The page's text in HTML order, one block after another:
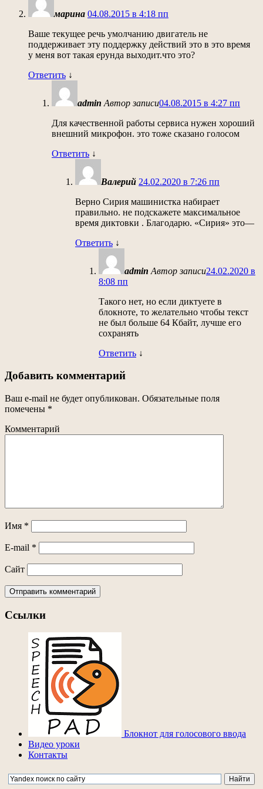
марина 04.08.2015 в 4:18 пп
Ваше текущее речь умолчанию двигатель не
поддерживает эту поддержку действий это в это время
у меня вот такая ерунда выходит.что это?
Ответить ↓
admin Автор записи04.08.2015 в 4:27 пп
Для качественной работы сервиса нужен хороший
внешний микрофон. это тоже сказано голосом
Ответить ↓
Валерий 24.02.2020 в 7:26 пп
Верно Сирия машинистка набирает
правильно. не подскажете максимальное
время диктовки . Благодарю. «Сирия» это—
Ответить ↓
admin Автор записи24.02.2020 в
8:08 пп
Такого нет, но если диктуете в
блокноте, то желательно чтобы текст
не был больше 64 Кбайт, лучше его
сохранять
Ответить ↓
Добавить комментарий
Ваш e-mail не будет опубликован. Обязательные поля
помечены *
Комментарий
Имя *
E-mail *
Сайт
Ссылки
Блокнот для голосового ввода
Видео уроки
Контакты